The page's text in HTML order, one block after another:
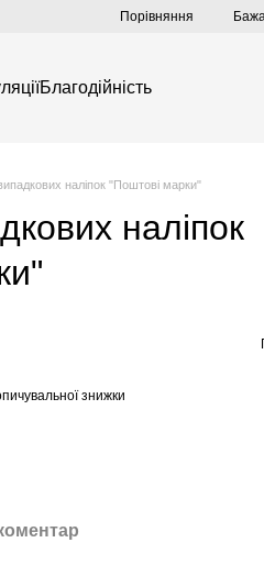
Порівняння
Благодійність
наліпок "Поштові марки"
наліпок
знижки